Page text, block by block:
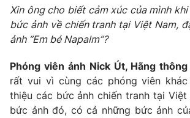
Khán giả
Giải sao mai
Sao
Du lịch
Làm đẹp
Giáo dục
Tuyển sinh
Học trực tuyến
Hitech Công nghệ tương lai
Sản phẩm
Giao lưu trực tuyến
Xin ông cho biết cảm xúc của mình
bức ảnh về chiến tranh tại Việt Nam,
ảnh “Em bé Napalm”?
Phóng viên ảnh Nick Út, Hãng
rất vui vì cùng các phóng viên
thiệu các bức ảnh chiến tranh tại Việt
bức ảnh đó, có cả những bức ảnh